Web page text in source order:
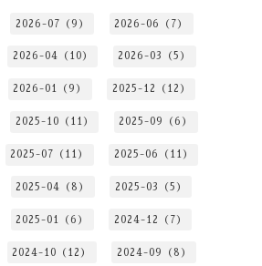
2026-07（9） 2026-06（7）
2026-04（10） 2026-03（5）
2026-01（9） 2025-12（12）
2025-10（11） 2025-09（6）
2025-07（11） 2025-06（11）
2025-04（8） 2025-03（5）
2025-01（6） 2024-12（7）
2024-10（12） 2024-09（8）